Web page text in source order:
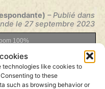
technologies like cookies to
to these
such as browsing behavior or
– Publié dans
le 27 septembre 2023
100%